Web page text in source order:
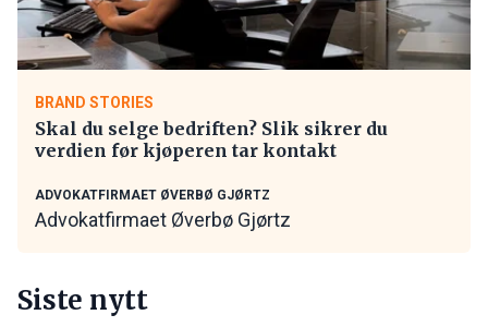
BRAND STORIES
Skal du selge bedriften? Slik sikrer du
verdien før kjøperen tar kontakt
ADVOKATFIRMAET ØVERBØ GJØRTZ
Advokatfirmaet Øverbø Gjørtz
Siste nytt